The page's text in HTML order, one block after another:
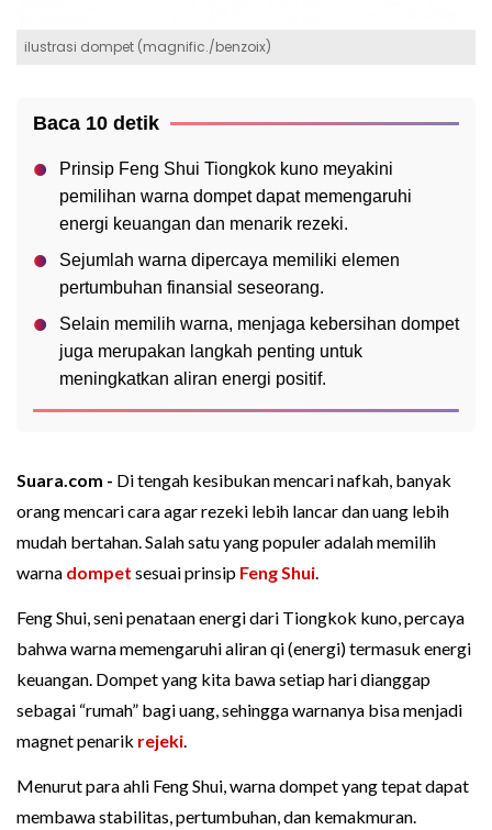
ilustrasi dompet (magnific./benzoix)
Baca 10 detik
Prinsip Feng Shui Tiongkok kuno meyakini
pemilihan warna dompet dapat memengaruhi
energi keuangan dan menarik rezeki.
Sejumlah warna dipercaya memiliki elemen
pertumbuhan finansial seseorang.
Selain memilih warna, menjaga kebersihan dompet
juga merupakan langkah penting untuk
meningkatkan aliran energi positif.
Suara.com - Di tengah kesibukan mencari nafkah, banyak
orang mencari cara agar rezeki lebih lancar dan uang lebih
mudah bertahan. Salah satu yang populer adalah memilih
warna dompet sesuai prinsip Feng Shui.
Feng Shui, seni penataan energi dari Tiongkok kuno, percaya
bahwa warna memengaruhi aliran qi (energi) termasuk energi
keuangan. Dompet yang kita bawa setiap hari dianggap
sebagai “rumah” bagi uang, sehingga warnanya bisa menjadi
magnet penarik rejeki.
Menurut para ahli Feng Shui, warna dompet yang tepat dapat
membawa stabilitas, pertumbuhan, dan kemakmuran.